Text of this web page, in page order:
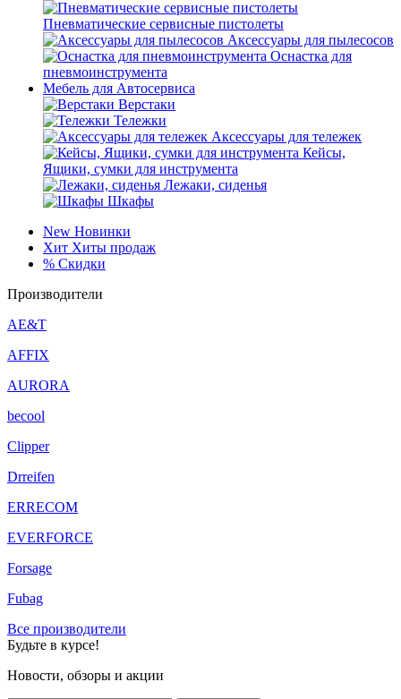
Пневматические сервисные пистолеты
Аксессуары для пылесосов
Оснастка для
пневмоинструмента
Мебель для Автосервиса
Верстаки
Тележки
Аксессуары для тележек
Кейсы,
Ящики, сумки для инструмента
Лежаки, сиденья
Шкафы
New Новинки
Хит Хиты продаж
% Скидки
Производители
AE&T
AFFIX
AURORA
becool
Clipper
Drreifen
ERRECOM
EVERFORCE
Forsage
Fubag
Все производители
Будьте в курсе!
Новости, обзоры и акции